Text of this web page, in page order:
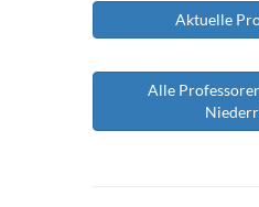
Aktuelle
Alle